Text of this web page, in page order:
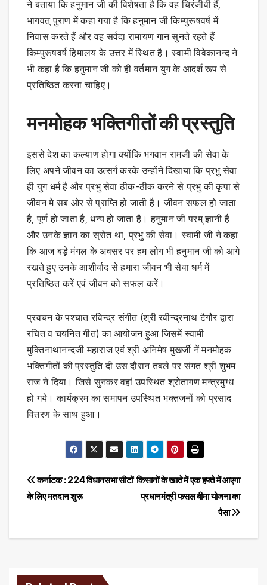
ने बताया कि हनुमान जी की विशेषता है कि वह चिरंजीवी हैं,
भागवत् पुराण में कहा गया है कि हनुमान जी किम्पुरूषवर्ष में
निवास करते हैं और वह सर्वदा रामायण गान सुनते रहते हैं
किम्पुरूषवर्ष हिमालय के उत्तर में स्थित है। स्वामी विवेकानन्द ने
भी कहा है कि हनुमान जी को ही वर्तमान युग के आदर्श रूप से
प्रतिष्ठित करना चाहिए।
मनमोहक भक्तिगीतों की प्रस्तुति
इससे देश का कल्याण होगा क्योंकि भगवान रामजी की सेवा के
लिए अपने जीवन का उत्सर्ग करके उन्होंने दिखाया कि प्रभु सेवा
ही युग धर्म है और प्रभु सेवा ठीक-ठीक करने से प्रभु की कृपा से
जीवन मे सब ओर से प्राप्ति हो जाती है। जीवन सफल हो जाता
है, पूर्ण हो जाता है, धन्य हो जाता है। हनुमान जी परम् ज्ञानी है
और उनके ज्ञान का स्रोत था, प्रभु की सेवा। स्वामी जी ने कहा
कि आज बड़े मंगल के अवसर पर हम लोग भी हनुमान जी को आगे
रखते हुए उनके आशीर्वाद से हमारा जीवन भी सेवा धर्म में
प्रतिष्ठित करें एवं जीवन को सफल करें।
प्रवचन के पश्चात रविन्द्र संगीत (श्री रवीन्द्रनाथ टैगौर द्वारा
रचित व चयनित गीत) का आयोजन हुआ जिसमें स्वामी
मुक्तिनाथानन्दजी महाराज एवं श्री अनिमेष मुखर्जी नें मनमोहक
भक्तिगीतों की प्रस्तुति दी उस दौरान तबले पर संगत श्री शुभम
राज ने दिया। जिसे सुनकर वहां उपस्थित श्रोतागण मन्त्रमुग्ध
हो गये। कार्यक्रम का समापन उपस्थित भक्तजनों को प्रसाद
वितरण के साथ हुआ।
Post
navigation
किसानों के खाते में एक हफ्ते में आएगा
प्रधानमंत्री फसल बीमा योजना का
पैसा
कर्नाटक : 224 विधानसभा सीटों
के लिए मतदान शुरू